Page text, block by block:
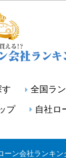
全国ラ
プ 自社ロ
ーン会社ランキン